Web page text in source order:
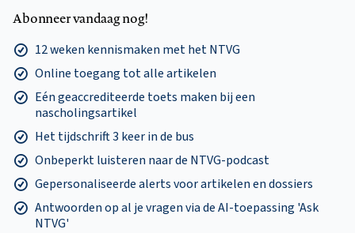
Abonneer vandaag nog!
12 weken kennismaken met het NTVG
Online toegang tot alle artikelen
Eén geaccrediteerde toets maken bij een
nascholingsartikel
Het tijdschrift 3 keer in de bus
Onbeperkt luisteren naar de NTVG-podcast
Gepersonaliseerde alerts voor artikelen en dossiers
Antwoorden op al je vragen via de AI-toepassing 'Ask
NTVG'